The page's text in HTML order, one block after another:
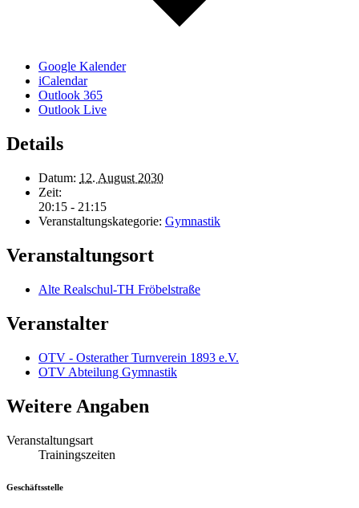
Google Kalender
iCalendar
Outlook 365
Outlook Live
Details
Datum: 12. August 2030
Zeit:
20:15 - 21:15
Veranstaltungskategorie: Gymnastik
Veranstaltungsort
Alte Realschul-TH Fröbelstraße
Veranstalter
OTV - Osterather Turnverein 1893 e.V.
OTV Abteilung Gymnastik
Weitere Angaben
Veranstaltungsart
Trainingszeiten
Geschäftsstelle